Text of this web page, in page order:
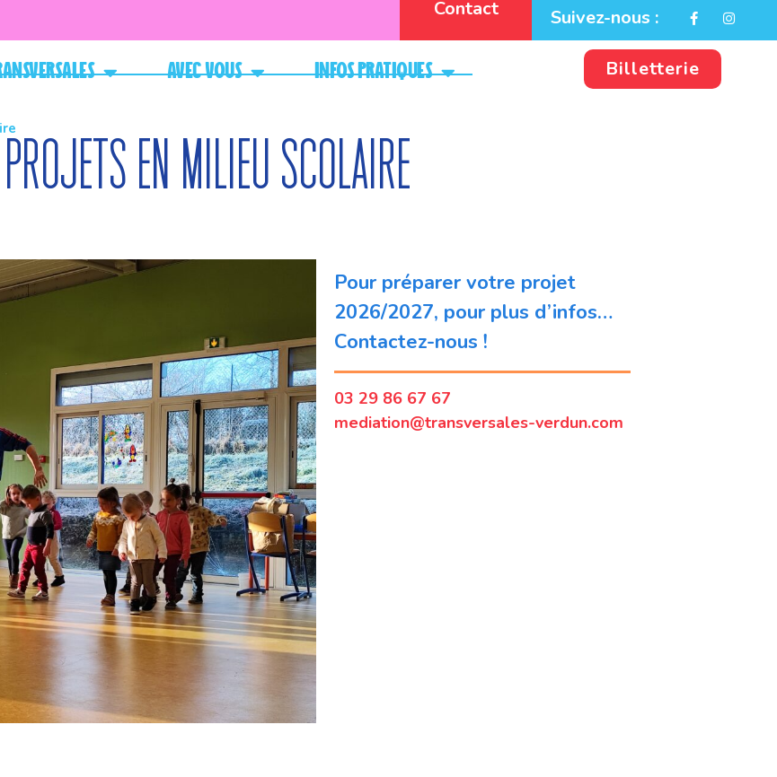
Contact Suivez-nous :
Avec vous Infos pratiques Billetterie
en milieu scolaire
Pour préparer votre projet
2026/2027, pour plus d’infos…
Contactez-nous !
03 29 86 67 67
mediation@transversales-verdun.com